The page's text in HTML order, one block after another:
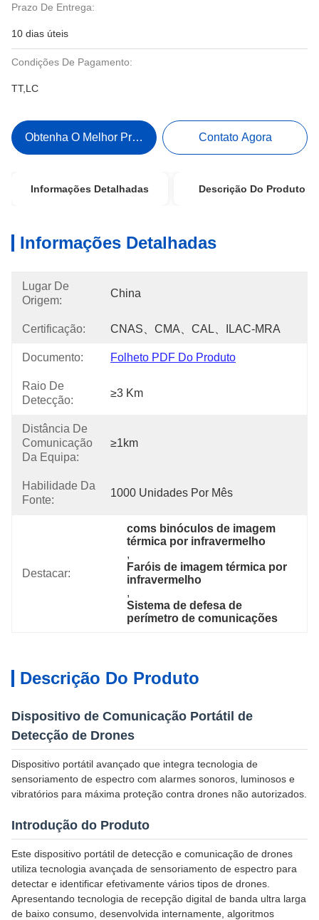
Prazo De Entrega:
10 dias úteis
Condições De Pagamento:
TT,LC
Obtenha O Melhor Preço Contato Agora
Informações Detalhadas Descrição Do Produto
Informações Detalhadas
Lugar De
Origem:
China
Certificação: CNAS、CMA、CAL、ILAC-MRA
Documento: Folheto PDF Do Produto
Raio De
Detecção:
≥3 Km
Distância De
Comunicação
Da Equipa:
≥1km
Habilidade Da
Fonte:
1000 Unidades Por Mês
Destacar:
coms binóculos de imagem
térmica por infravermelho
,
Faróis de imagem térmica por
infravermelho
,
Sistema de defesa de
perímetro de comunicações
Descrição Do Produto
Dispositivo de Comunicação Portátil de
Detecção de Drones
Dispositivo portátil avançado que integra tecnologia de
sensoriamento de espectro com alarmes sonoros, luminosos e
vibratórios para máxima proteção contra drones não autorizados.
Introdução do Produto
Este dispositivo portátil de detecção e comunicação de drones
utiliza tecnologia avançada de sensoriamento de espectro para
detectar e identificar efetivamente vários tipos de drones.
Apresentando tecnologia de recepção digital de banda ultra larga
de baixo consumo, desenvolvida internamente, algoritmos